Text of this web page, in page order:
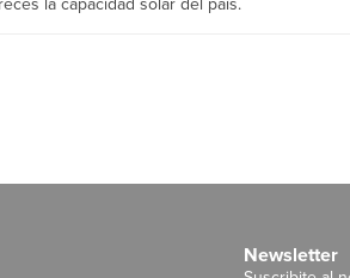
Newsletter